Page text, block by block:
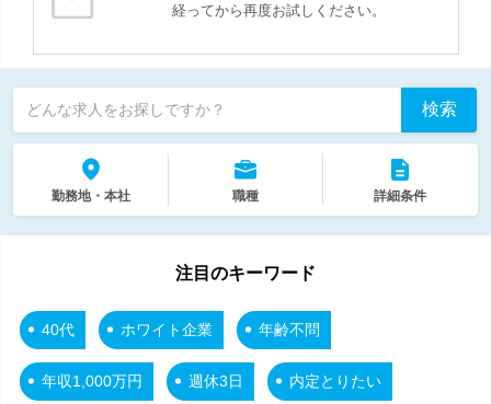
経ってから再度お試しください。
どんな求人をお探しですか？ 検索
勤務地・本社 職種 詳細条件
注目のキーワード
40代 ホワイト企業 年齢不問
年収1,000万円 週休3日 内定とりたい